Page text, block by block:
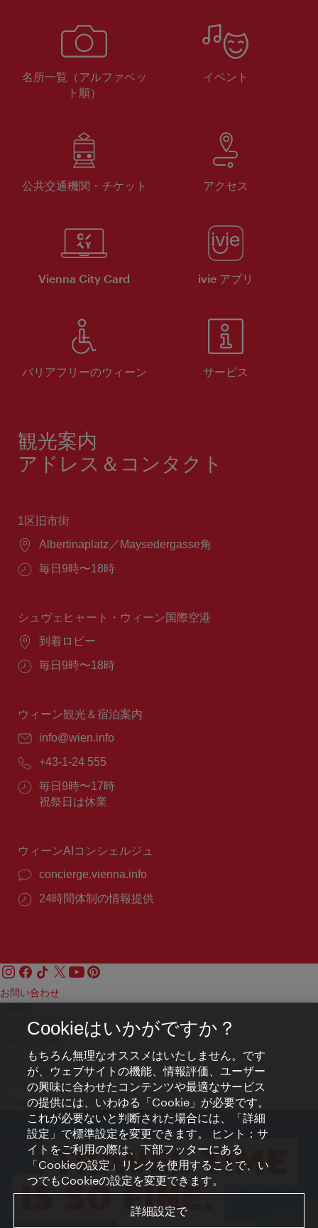
名所一覧（アルファベッ
ト順）
イベント
公共交通機関・チケット アクセス
Vienna City Card ivie アプリ
バリアフリーのウィーン サービス
観光案内
アドレス＆コンタクト
1区旧市街
場
Albertinaplatz／Maysedergasse角
営
間：
毎日9時〜18時
シュヴェヒャート・ウィーン国際空港
場
到着ロビー
営
間：
毎日9時〜18時
ウィーン観光＆宿泊案内
E
ー
ル：
info@wien.info
電
番
号：
+43-1-24 555
営
業
毎日9時〜17時
祝祭日は休業
ウィーンAIコンシェルジュ
concierge.vienna.info
24時間体制の情報提供
お問い合わせ
プライバシーポリシー
アクセシビリティ
プレス連絡先
クッキーの設定
© Copyright WienTourismus
Cookieはいかがですか？
もちろん無理なオススメはいたしません。です
が、ウェブサイトの機能、情報評価、ユーザー
の興味に合わせたコンテンツや最適なサービス
の提供には、いわゆる「Cookie」が必要です。
これが必要ないと判断された場合には、「詳細
設定」で標準設定を変更できます。 ヒント：サ
イトをご利用の際は、下部フッターにある
「Cookieの設定」リンクを使用することで、い
つでもCookieの設定を変更できます。
詳細設定で